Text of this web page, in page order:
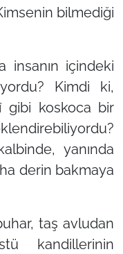
bilmediği
insanın içindeki
Kimdi ki,
gibi koskoca bir
yanında
derin bakmaya
taş avludan
kandillerinin